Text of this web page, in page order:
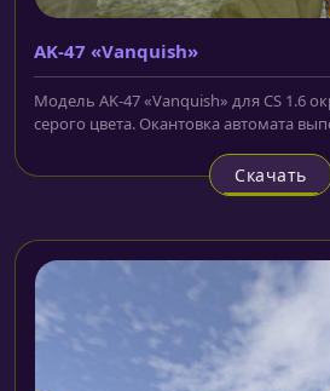
AK-47 «Vanquish»
Модель AK-47 «Vanquish» для CS 1.6
серого цвета. Окантовка автомата
Скачать